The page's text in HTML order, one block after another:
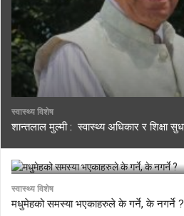
स्वास्थ्य विशेष
शान्तलाल मुल्मी : स्वास्थ्य अधिकार र शिक्षा
स्वास्थ्य विशेष
मधुमेहको समस्या भएकाहरुले के गर्ने, के नगर्ने ?